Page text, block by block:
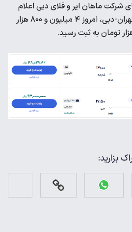
با پرواز‌های شرکت ماهان ایر و فلای دبی اعلام
شد. قیمت بلیط هواپیما تهران-دبی، امروز ۴ میلیون و ۸۰۰ هزار
بزارید: